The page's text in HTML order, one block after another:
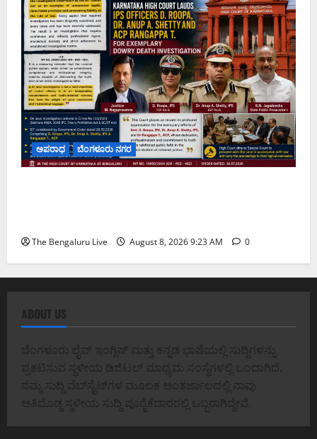
ಅಪರಾಧ ಬೆಂಗಳೂರು ನಗರ
The Bengaluru Live August 8, 2026 9:23 AM 0
ABOUT US
ಬೆಂಗಳೂರು ಲೈವ್ ಇಂಗ್ಲಿಷ್ ಮತ್ತು ಕನ್ನಡ ಭಾಷೆಯಲ್ಲಿ ಸುದ್ದಿಗಳನ್ನು
ಪ್ರಕಟಿಸುವ ಸ್ಥಳೀಯ ಡಿಜಿಟಲ್ ಮಾಧ್ಯಮ ಸಂಸ್ಥೆಗಳಲ್ಲಿ ಒಂದಾಗಿದೆ.
ನಮ್ಮ ಸುದ್ದಿ ವೆಬ್‌ಸೈಟ್‌ಗಳ ಮೂಲಕ ಅಂತರ್ಜಾಲದಲ್ಲಿ ನಾವು
ಅತಿದೊಡ್ಡ ಸ್ಥಳೀಯ ಸುದ್ದಿ ಪೂರೈಕೆದಾರರಲ್ಲಿ ಒಬ್ಬರಾಗಿದ್ದೇವೆ.